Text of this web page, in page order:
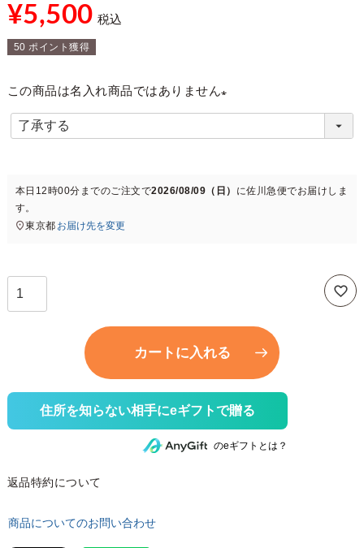
¥5,500 税込
50 ポイント獲得
この商品は名入れ商品ではありません
必
)
本日 12時00分 までのご注文で2026/08/09（日） に佐川急便でお届けしま
す。
東京都 お届け先を変更
カートに入れる
住所を知らない相手にeギフトで贈る
のeギフトとは？
返品特約について
商品についてのお問い合わせ